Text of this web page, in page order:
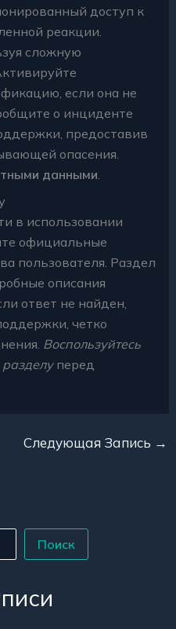
доступ к
реакции.
сложную
если она не
о инциденте
предоставив
опасения.
данными
в использовании
официальные
пользователя. Раздел
описания
ответ не найден,
четко
Воспользуйтесь
перед
Следующая Запись →
Поиск